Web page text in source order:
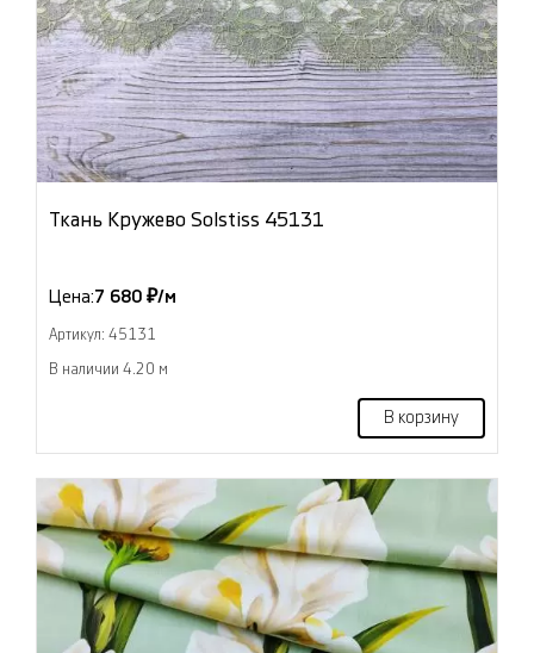
Ткань Кружево Solstiss 45131
Цена:7 680 ₽/м
Артикул: 45131
В наличии 4.20 м
В корзину